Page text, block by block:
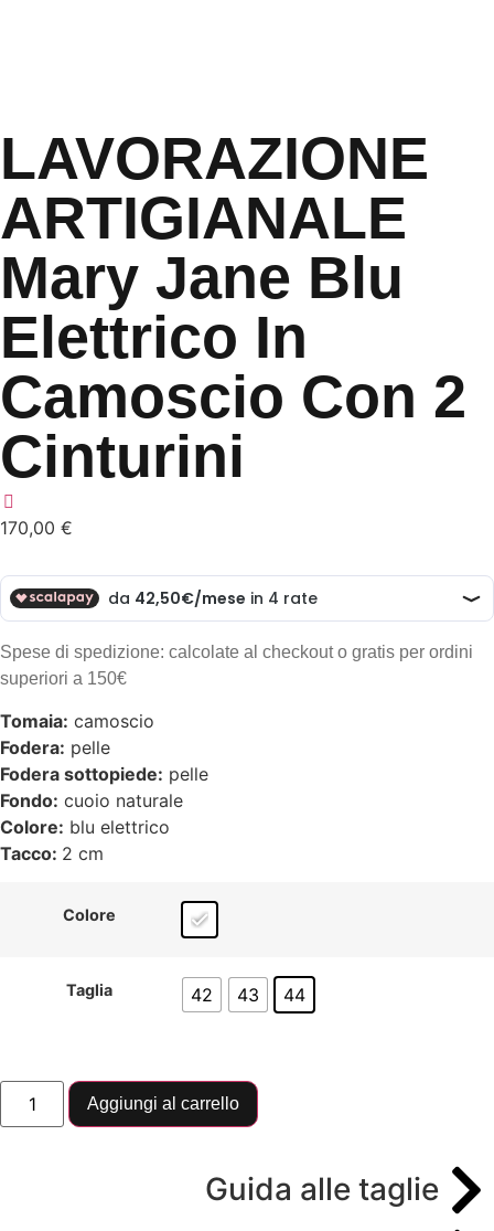
LAVORAZIONE
ARTIGIANALE
Mary Jane Blu
Elettrico In
Camoscio Con 2
Cinturini
170,00 €
Spese di spedizione: calcolate al checkout o gratis per ordini
superiori a 150€
Tomaia: camoscio
Fodera: pelle
Fodera sottopiede: pelle
Fondo: cuoio naturale
Colore: blu elettrico
Tacco: 2 cm
Colore
Taglia 42 43 44
Aggiungi al carrello
Guida alle taglie